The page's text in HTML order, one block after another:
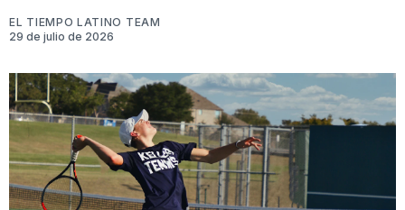
EL TIEMPO LATINO TEAM
29 de julio de 2026